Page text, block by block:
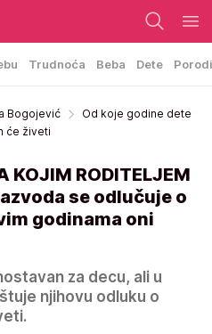
Trudnoća Beba Dete
Bogojević
Od koje godine dete
će živeti
KOJIM RODITELJEM
se odlučuje o
godinama oni
za decu, ali u
njihovu odluku o